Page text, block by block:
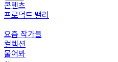
콘텐츠
프로덕트 밸리
요즘 작가들
컬렉션
물어봐